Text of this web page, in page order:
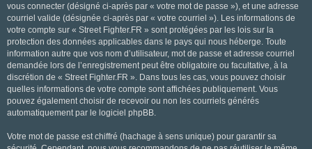
vous connecter (désigné ci-après par « votre mot de passe »), et une adresse
courriel valide (désignée ci-après par « votre courriel »). Les informations de
votre compte sur « Street Fighter.FR » sont protégées par les lois sur la
protection des données applicables dans le pays qui nous héberge. Toute
information autre que vos nom d’utilisateur, mot de passe et adresse courriel
demandée lors de l’enregistrement peut être obligatoire ou facultative, à la
discrétion de « Street Fighter.FR ». Dans tous les cas, vous pouvez choisir
quelles informations de votre compte sont affichées publiquement. Vous
pouvez également choisir de recevoir ou non les courriels générés
automatiquement par le logiciel phpBB.
Votre mot de passe est chiffré (hachage à sens unique) pour garantir sa